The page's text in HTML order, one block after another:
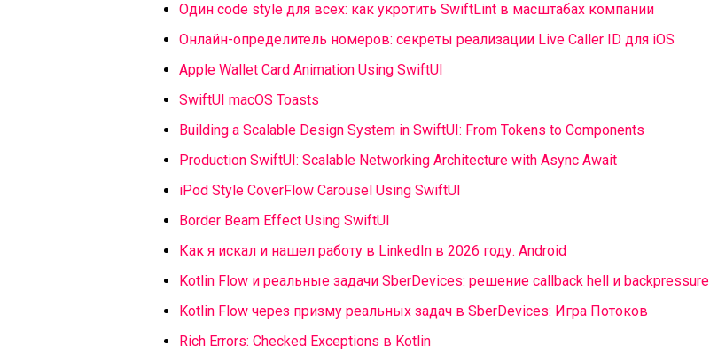
Один code style для всех: как укротить SwiftLint в масштабах компании
Онлайн-определитель номеров: секреты реализации Live Caller ID для iOS
Apple Wallet Card Animation Using SwiftUI
SwiftUI macOS Toasts
Building a Scalable Design System in SwiftUI: From Tokens to Components
Production SwiftUI: Scalable Networking Architecture with Async Await
iPod Style CoverFlow Carousel Using SwiftUI
Border Beam Effect Using SwiftUI
Как я искал и нашел работу в LinkedIn в 2026 году. Android
Kotlin Flow и реальные задачи SberDevices: решение callback hell и backpressure
Kotlin Flow через призму реальных задач в SberDevices: Игра Потоков
Rich Errors: Checked Exceptions в Kotlin